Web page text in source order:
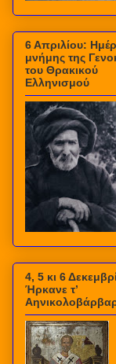
6 Απριλίου:
μνήμης της
του Θρακικού
Ελληνισμού
4, 5 κι 6
Ήρκανε τ’